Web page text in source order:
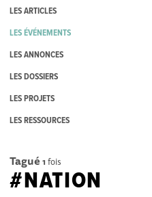
LES ARTICLES
LES ÉVÉNEMENTS
LES ANNONCES
LES DOSSIERS
LES PROJETS
LES RESSOURCES
Tagué 1 fois
#NATION